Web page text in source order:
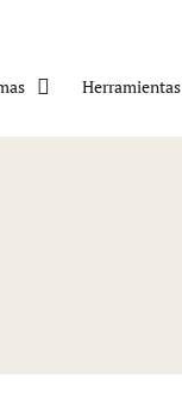
Herramientas